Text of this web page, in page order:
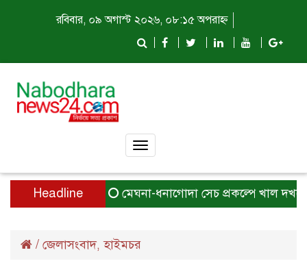
রবিবার, ০৯ অগাস্ট ২০২৬, ০৮:১৫ অপরাহ্ন
Toggle
Headline মেঘনা-ধনাগোদা সেচ প্রকল্পে খাল দখলে
/ জেলাসংবাদ,হাইমচর